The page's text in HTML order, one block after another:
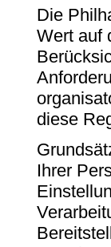
Die
Wert auf
diese
Ihrer